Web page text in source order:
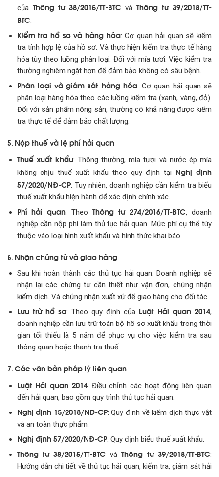
của Thông tư 38/2015/TT-BTC và Thông tư 39/2018/TT-
BTC
Kiểm tra hồ sơ và hàng hóa: Cơ quan hải quan sẽ kiểm
tra tính hợp lệ của hồ sơ. Và thực hiện kiểm tra thực tế hàng
hóa tùy theo luồng phân loại. Đối với mía tươi. Việc kiểm tra
thường nghiêm ngặt hơn để đảm bảo không có sâu bệnh.
Phân loại và giám sát hàng hóa: Cơ quan hải quan sẽ
phân loại hàng hóa theo các luồng kiểm tra (xanh, vàng, đỏ).
Đối với sản phẩm nông sản, thường có khả năng được kiểm
tra thực tế để đảm bảo chất lượng.
5. Nộp thuế và lệ phí hải quan
Thuế xuất khẩu: Thông thường, mía tươi và nước ép mía
không chịu thuế xuất khẩu theo quy định tại Nghị định
57/2020/NĐ-CP. Tuy nhiên, doanh nghiệp cần kiểm tra biểu
thuế xuất khẩu hiện hành để xác định chính xác.
Phí hải quan: TheoThông tư 274/2016/TT-BTC, doanh
nghiệp cần nộp phí làm thủ tục hải quan. Mức phí cụ thể tùy
thuộc vào loại hình xuất khẩu và hình thức khai báo.
6. Nhận chứng từ và giao hàng
Sau khi hoàn thành các thủ tục hải quan. Doanh nghiệp sẽ
nhận lại các chứng từ cần thiết như vận đơn, chứng nhận
kiểm dịch. Và chứng nhận xuất xứ để giao hàng cho đối tác.
Lưu trữ hồ sơ: Theo quy định của Luật Hải quan 2014,
doanh nghiệp cần lưu trữ toàn bộ hồ sơ xuất khẩu trong thời
gian tối thiểu là 5 năm để phục vụ cho việc kiểm tra sau
thông quan hoặc thanh tra thuế.
7. Các văn bản pháp lý liên quan
Luật Hải quan 2014: Điều chỉnh các hoạt động liên quan
đến hải quan, bao gồm quy trình thủ tục hải quan.
Nghị định 15/2018/NĐ-CP: Quy định về kiểm dịch thực vật
và an toàn thực phẩm.
Nghị định 57/2020/NĐ-CP: Quy định biểu thuế xuất khẩu.
Thông tư 38/2015/TT-BTC vàThông tư 39/2018/TT-BTC:
Hướng dẫn chi tiết về thủ tục hải quan, kiểm tra, giám sát hải